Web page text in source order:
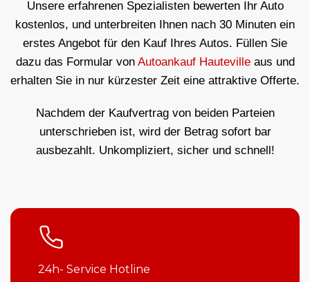
Unsere erfahrenen Spezialisten bewerten Ihr Auto
kostenlos, und unterbreiten Ihnen nach 30 Minuten ein
erstes Angebot für den Kauf Ihres Autos. Füllen Sie
dazu das Formular von Autoankauf Hautevilleaus und
erhalten Sie in nur kürzester Zeit eine attraktive Offerte.
Nachdem der Kaufvertrag von beiden Parteien
unterschrieben ist, wird der Betrag sofort bar
ausbezahlt. Unkompliziert, sicher und schnell!
24h- Service Hotline